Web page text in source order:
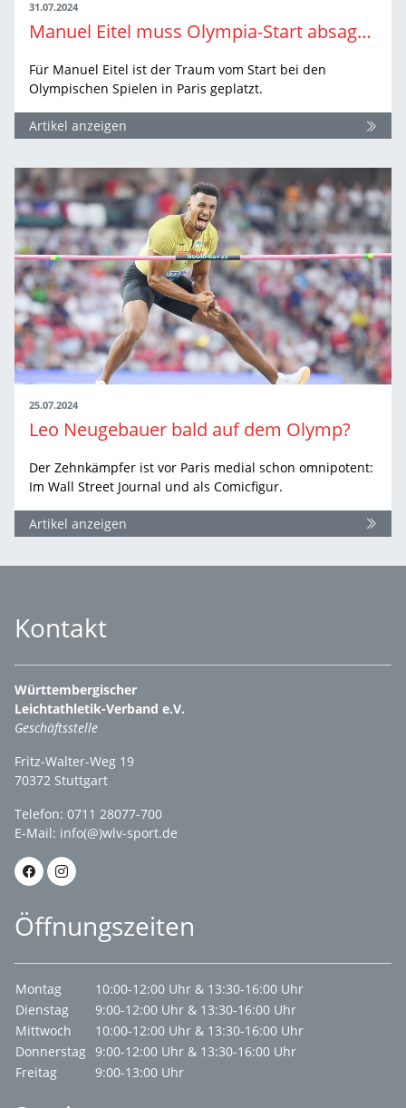
31.07.2024
Manuel Eitel muss Olympia-Start absagen
Für Manuel Eitel ist der Traum vom Start bei den
Olympischen Spielen in Paris geplatzt.
Artikel anzeigen
25.07.2024
Leo Neugebauer bald auf dem Olymp?
Der Zehnkämpfer ist vor Paris medial schon omnipotent:
Im Wall Street Journal und als Comicfigur.
Artikel anzeigen
Kontakt
Württembergischer
Leichtathletik-Verband e.V.
Geschäftsstelle
Fritz-Walter-Weg 19
70372 Stuttgart
Telefon: 0711 28077-700
E-Mail: info(@)wlv-sport.de
Öffnungszeiten
Montag
10:00-12:00 Uhr & 13:30-16:00 Uhr
Dienstag
9:00-12:00 Uhr & 13:30-16:00 Uhr
Mittwoch
10:00-12:00 Uhr & 13:30-16:00 Uhr
Donnerstag 9:00-12:00 Uhr & 13:30-16:00 Uhr
Freitag
9:00-13:00 Uhr